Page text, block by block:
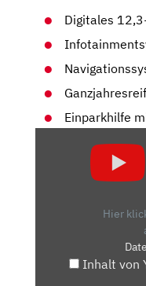
Digitales
Einparkhilfe
NACHFOLGER
Hier
Inhalt von